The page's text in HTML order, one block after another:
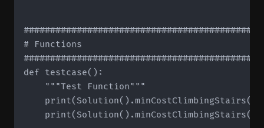
# Functions
def testcase():
    """Test Function"""